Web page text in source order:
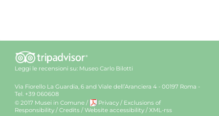
Leggi le recensioni su: Museo Carlo Bilotti
Via Fiorello La Guardia, 6 and Viale dell’Aranciera 4 - 00197 Roma -
Tel. +39 060608
© 2017 Musei in Comune / Privacy / Exclusions of
Responsibility / Credits / Website accessibility / XML-rss